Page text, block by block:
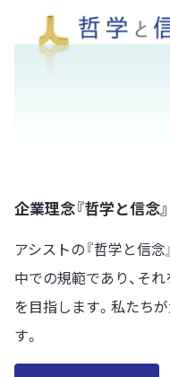
企業理念『哲学と信念』
アシストの『哲学と信
中での規範であり、そ
を目指します。私たち
す。